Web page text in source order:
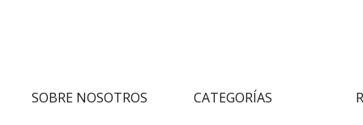
SOBRE NOSOTROS CATEGORÍAS